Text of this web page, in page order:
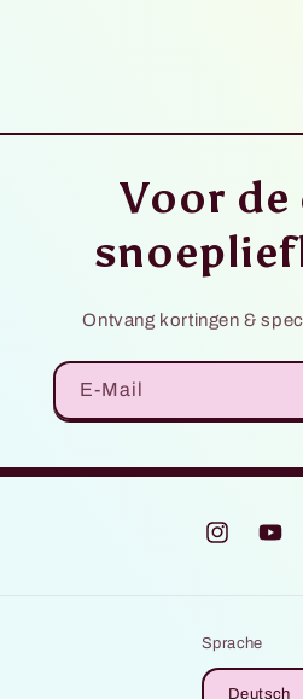
Voor de
Ontvang kortingen &
E-Mail
Instagram
Sprache
Deutsch